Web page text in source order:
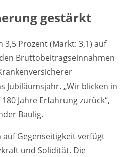
gestärkt
Prozent (Markt: 3,1) auf
Bruttobeitragseinnahmen
Jubiläumsjahr. „Wir blicken in
Jahre Erfahrung zurück“,
Baulig.
Gegenseitigkeit verfügt
und Solidität. Die